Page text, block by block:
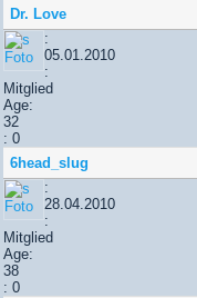
Dr. Love
:
05.01.2010
:
Mitglied
Age:
32
: 0
6head_slug
:
28.04.2010
:
Mitglied
Age:
38
: 0